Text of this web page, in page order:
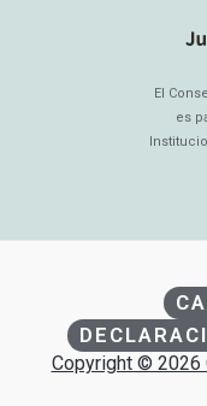
El
es
Copyright © 2026